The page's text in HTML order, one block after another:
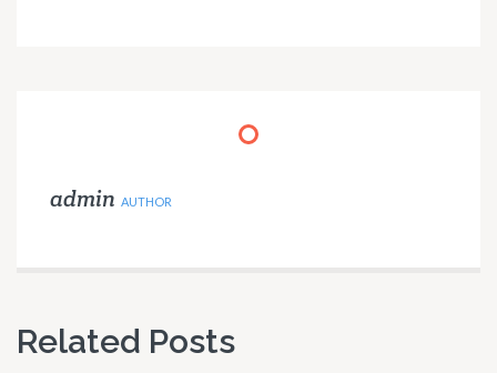
admin AUTHOR
Related Posts